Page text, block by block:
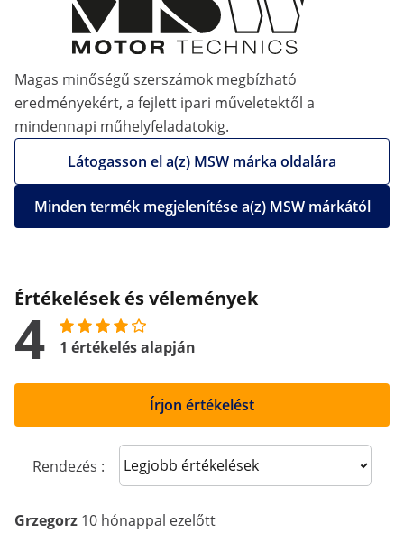
Magas minőségű szerszámok megbízható
eredményekért, a fejlett ipari műveletektől a
mindennapi műhelyfeladatokig.
Látogasson el a(z) MSW márka oldalára
Minden termék megjelenítése a(z) MSW márkától
Értékelések és vélemények
4 1 értékelés alapján
Írjon értékelést
Rendezés : Sort reviews
Grzegorz 10 hónappal ezelőtt